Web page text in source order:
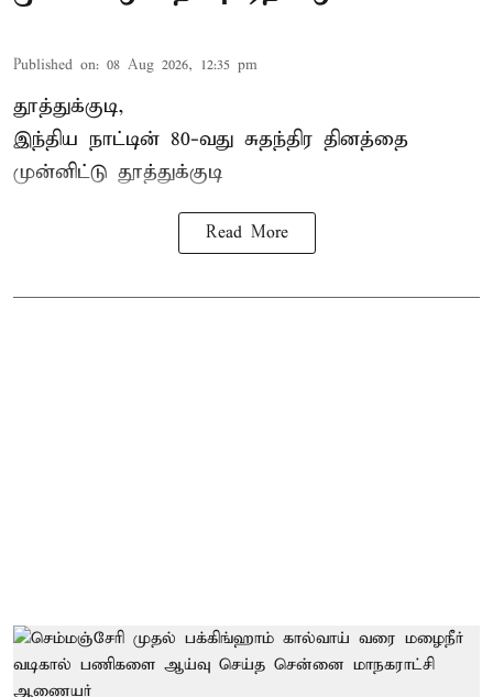
Published on: 08 Aug 2026, 12:35 pm
தூத்துக்குடி,
இந்திய நாட்டின் 80-வது சுதந்திர தினத்தை
முன்னிட்டு தூத்துக்குடி
Read More